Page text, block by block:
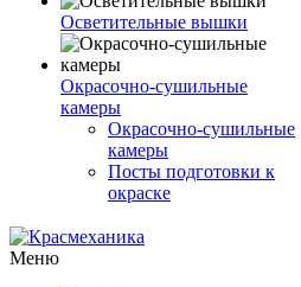
Осветительные вышки
Окрасочно-сушильные
камеры
Окрасочно-сушильные
камеры
Посты подготовки к
окраске
Меню